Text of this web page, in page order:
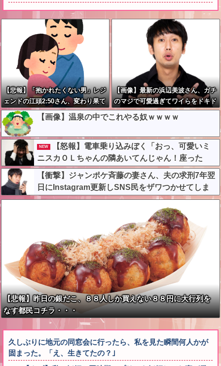
【悲報】「抱かれたくない男」レジ
ェンドの江頭2:50さん、変わり果て
た姿で発見される
【画像】最新の浜辺美波さん、ガチ
のマジで可愛過ぎてワイらをドキド
キさせてしまうw w w w w w w
【画像】温泉の中でこれやる奴ｗｗｗｗ
NEW
【怒報】電車乗り込みぼく「おっ、可愛いミ
ニスカＯＬちゃんの隣あいてんじゃん！座った
ろ！」→結果w w w w w w w w
【衝撃】ジャンポケ斉藤の妻さん、夫の求刑7年翌
日にInstagram更新しSNS民をザワつかせてしま
う…
【悲報】昨日の銀だこ、８８人しか買えない８８円に大行列を
なす都民コチラ・・・
久しぶりに地元の同窓会に行ったら、私を見た瞬間何人かが
固まった。「え、生きてたの？｣